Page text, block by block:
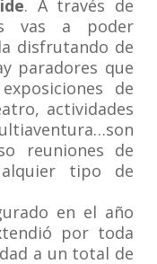
. A través de
vas a poder
disfrutando de
paradores que
de
actividades
reuniones de
tipo de
en el año
por toda
a un total de